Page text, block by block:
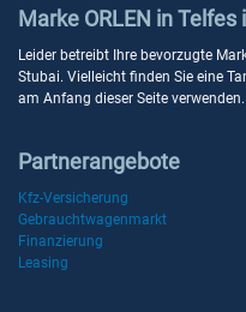
Marke ORLEN in Telfes
Leider betreibt Ihre bevorzugte
Stubai. Vielleicht finden Sie eine
am Anfang dieser Seite verwenden.
Partnerangebote
Kfz-Versicherung
Gebrauchtwagenmarkt
Finanzierung
Leasing